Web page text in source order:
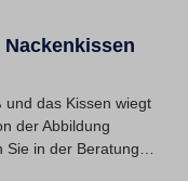
das Kissen wiegt
der Abbildung